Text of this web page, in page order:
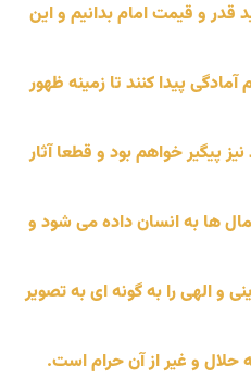
و قیمت امام بدانیم و این
پیدا کنند تا زمینه ظهور
پیگیر خواهم بود و قطعا آثار
ها به انسان داده می شود و
و الهی را به گونه ای به تصویر
و غیر از آن حرام است.